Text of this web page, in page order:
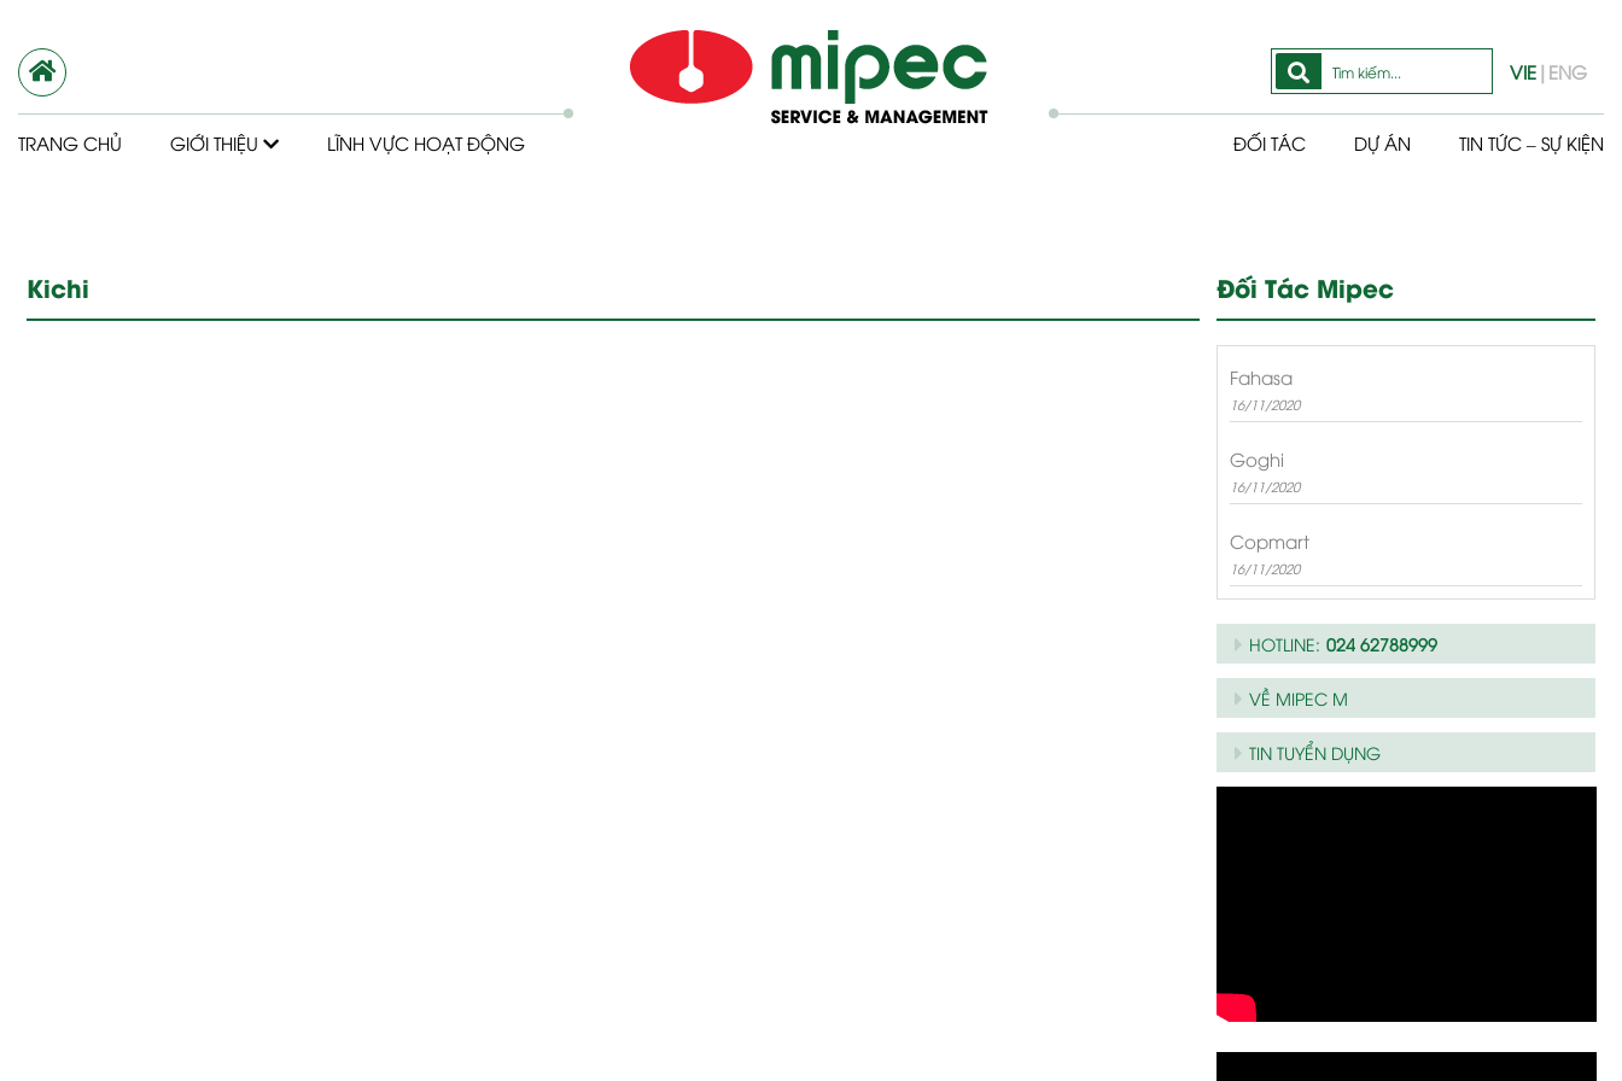
TRANG CHỦ GIỚI THIỆU LĨNH VỰC HOẠT ĐỘNG
VIE | ENG
ĐỐI TÁC DỰ ÁN TIN TỨC – SỰ KIỆN
Kichi Đối Tác Mipec
Fahasa
16/11/2020
Goghi
16/11/2020
Copmart
16/11/2020
HOTLINE: 024 62788999
VỀ MIPEC M
TIN TUYỂN DỤNG